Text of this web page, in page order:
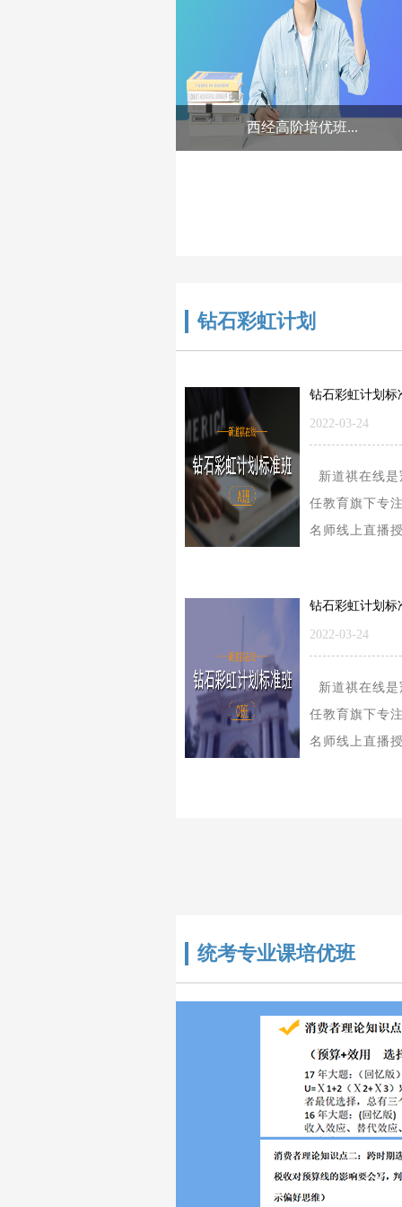
西经高阶培优班...
钻石彩虹计划
2022-03-24
新道祺在线是
任教育旗下专
名师线上直播
研公共课、考
2022-03-24
新道祺在线是
任教育旗下专
名师线上直播
统考专业课培优班